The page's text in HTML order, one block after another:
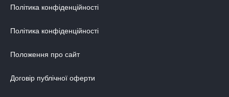
Політика конфіденційності
Політика конфіденційності
Положення про сайт
Договір публічної оферти